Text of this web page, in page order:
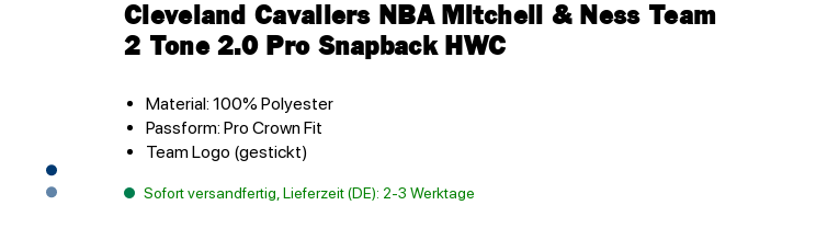
Cleveland Cavaliers NBA Mitchell & Ness Team
2 Tone 2.0 Pro Snapback HWC
Material: 100% Polyester
Passform: Pro Crown Fit
Team Logo (gestickt)
Sofort versandfertig, Lieferzeit (DE): 2-3 Werktage